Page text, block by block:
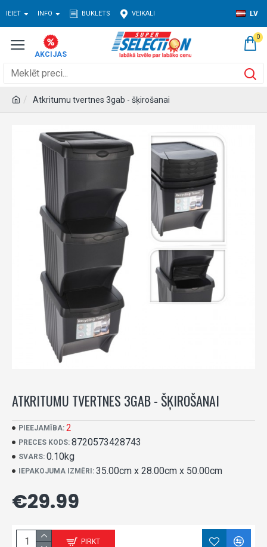
IEIET INFO BUKLETS VEIKALI LV
0
Atkritumu tvertnes 3gab - šķirošanai
ATKRITUMU TVERTNES 3GAB - ŠĶIROŠANAI
PIEEJAMĪBA: 2
PRECES KODS: 8720573428743
SVARS: 0.10kg
IEPAKOJUMA IZMĒRI: 35.00cm x 28.00cm x 50.00cm
€29.99
PIRKT